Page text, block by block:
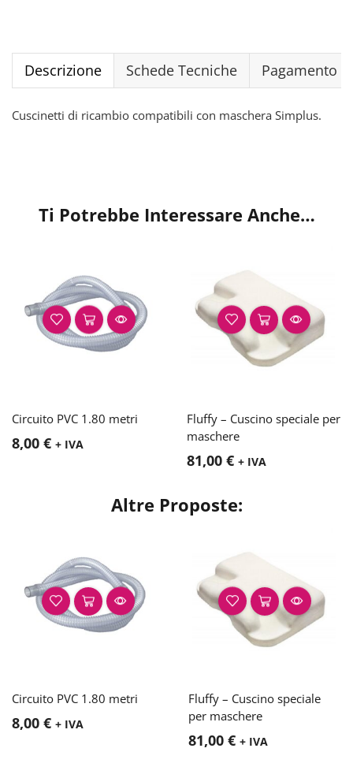
Descrizione Schede Tecniche Pagamento
Cuscinetti di ricambio compatibili con maschera Simplus.
Ti Potrebbe Interessare Anche…
Circuito PVC 1.80 metri
8,00 € + IVA
Fluffy – Cuscino speciale per
maschere
81,00 € + IVA
Altre Proposte:
Circuito PVC 1.80 metri
8,00 € + IVA
Fluffy – Cuscino speciale
per maschere
81,00 € + IVA